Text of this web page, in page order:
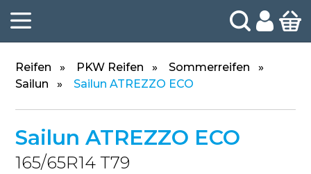
Reifen PKW Reifen
Sommerreifen
Sailun
Sailun ATREZZO ECO
Sailun ATREZZO ECO
165/65R14 T79